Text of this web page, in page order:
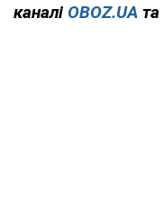
каналі OBOZ.UA та